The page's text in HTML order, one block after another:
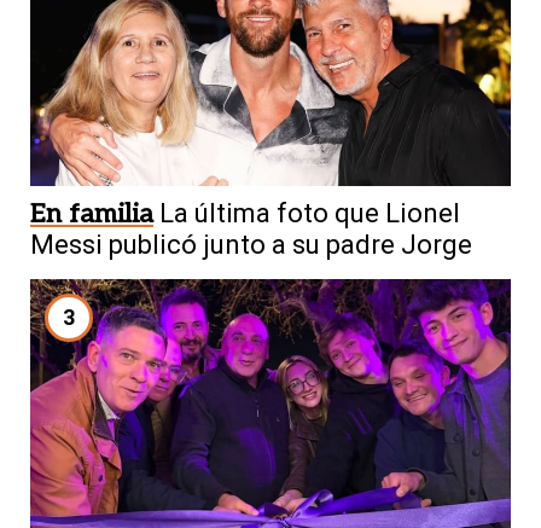
En familia La última foto que Lionel
Messi publicó junto a su padre Jorge
3